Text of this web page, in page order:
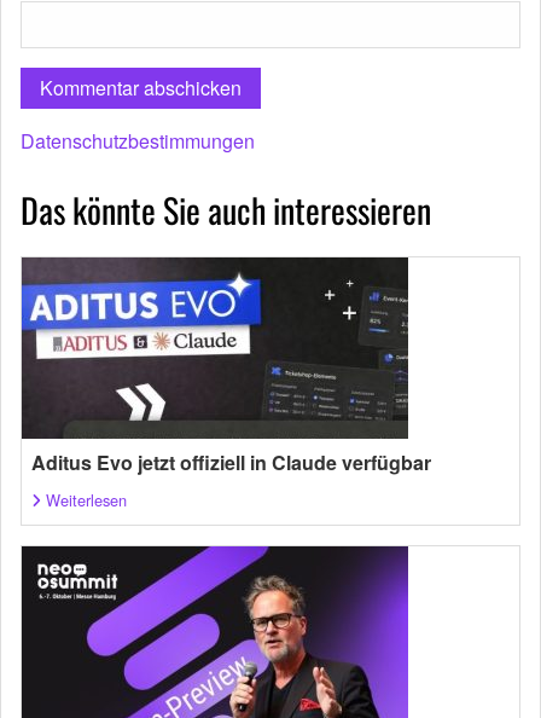
Datenschutzbestimmungen
Das könnte Sie auch interessieren
Aditus Evo jetzt offiziell in Claude verfügbar
Weiterlesen